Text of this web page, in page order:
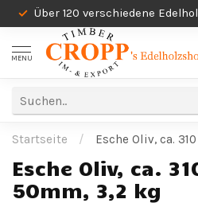
Über 120 verschiedene
MENU
Startseite / Esche Oliv, ca.
Esche Oliv, ca.
50mm, 3,2 kg